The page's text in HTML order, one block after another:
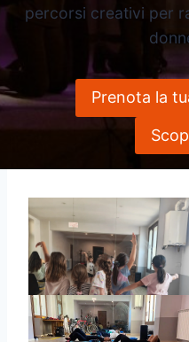
percorsi creativi per
Prenota la